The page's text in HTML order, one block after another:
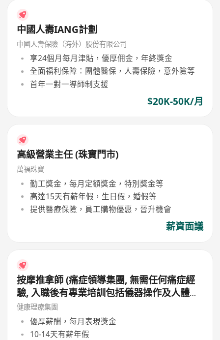
中國人壽IANG計劃
中國人壽保險（海外）股份有限公司
享24個月每月津貼，優厚佣金，年終獎金
全面福利保障：團體醫保，人壽保險，意外險等
首年一對一導師制支援
$20K-50K/月
高級營業主任 (珠寶門市)
萬福珠寶
勤工獎金，每月定額獎金，特別獎金等
高達15天有薪年假，生日假，婚假等
提供醫療保險，員工購物優惠，晉升機會
薪資面議
按摩推拿師 (痛症領導集團, 無需任何痛症經
驗, 入職後有專業培訓包括儀器操作及人體經
絡等, 培訓費用全免, 可提升自己儀器技術及
知識)
健康理療集團
優厚薪酬，每月表現獎金
10-14天有薪年假